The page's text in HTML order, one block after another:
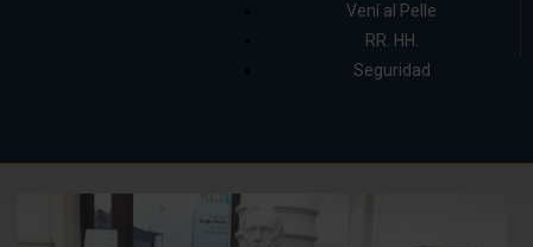
Vení al Pelle
RR. HH.
Seguridad